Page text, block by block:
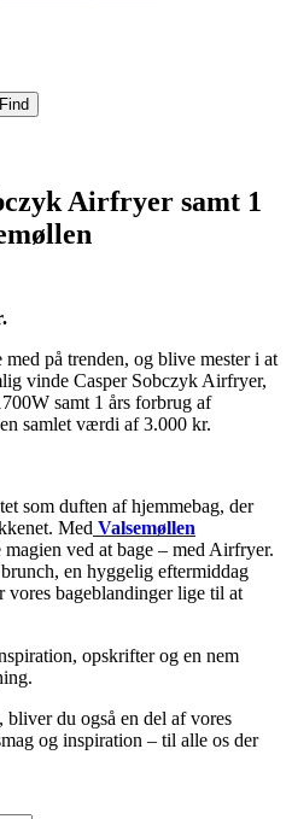
Find
Airfryer samt 1
på trenden, og blive mester i at
vinde Casper Sobczyk Airfryer,
samt 1 års forbrug af
samlet værdi af 3.000 kr.
som duften af hjemmebag, der
Med Valsemøllen
ved at bage – med Airfryer.
en hyggelig eftermiddag
vores bageblandinger lige til at
opskrifter og en nem
du også en del af vores
og inspiration – til alle os der